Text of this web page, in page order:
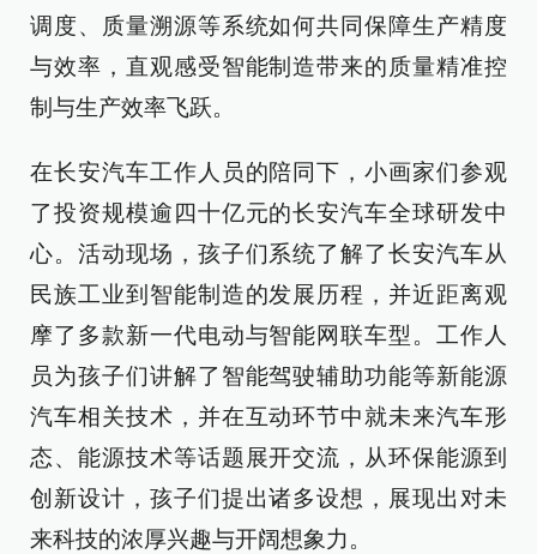
调度、质量溯源等系统如何共同保障生产精度
与效率，直观感受智能制造带来的质量精准控
制与生产效率飞跃。
在长安汽车工作人员的陪同下，小画家们参观
了投资规模逾四十亿元的长安汽车全球研发中
心。活动现场，孩子们系统了解了长安汽车从
民族工业到智能制造的发展历程，并近距离观
摩了多款新一代电动与智能网联车型。工作人
员为孩子们讲解了智能驾驶辅助功能等新能源
汽车相关技术，并在互动环节中就未来汽车形
态、能源技术等话题展开交流，从环保能源到
创新设计，孩子们提出诸多设想，展现出对未
来科技的浓厚兴趣与开阔想象力。